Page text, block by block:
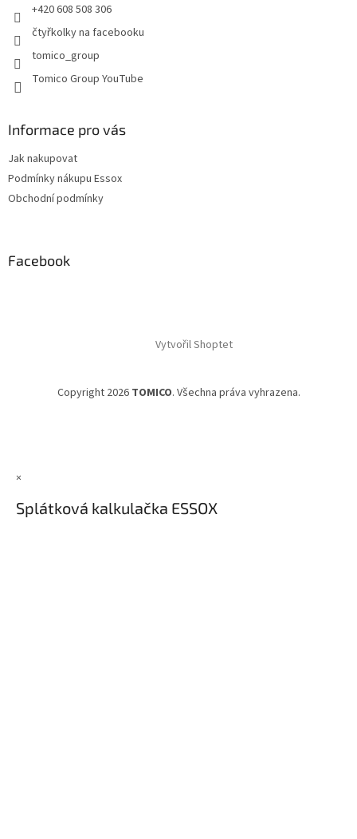
+420 608 508 306
čtyřkolky na facebooku
tomico_group
Tomico Group YouTube
Informace pro vás
Jak nakupovat
Podmínky nákupu Essox
Obchodní podmínky
Facebook
Vytvořil Shoptet
Copyright 2026 TOMICO. Všechna práva vyhrazena.
×
Splátková kalkulačka ESSOX